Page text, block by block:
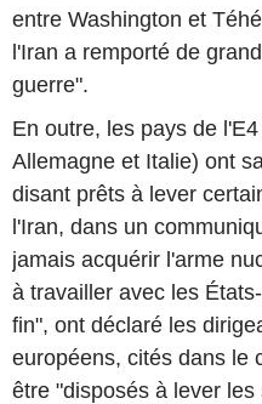
entre Washington et
l'Iran a remporté de
guerre".
En outre, les pays de
Allemagne et Italie) ont
disant prêts à lever
l'Iran, dans un
jamais acquérir l'arme
à travailler avec les
fin", ont déclaré les
européens, cités dans le
être "disposés à lever